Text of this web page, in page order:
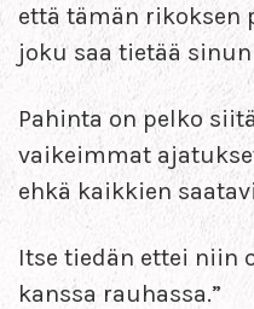
että tämän rikoksen
joku saa tietää
Pahinta on pelko
vaikeimmat
ehkä kaikkien
Itse tiedän ettei niin
kanssa rauhassa.”